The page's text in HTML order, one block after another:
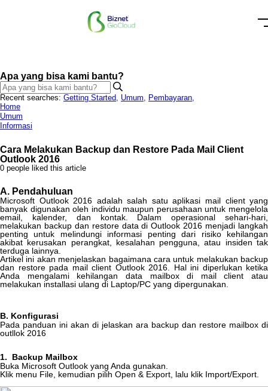
Apa yang bisa kami bantu?
Recent searches: Getting Started, Umum, Pembayaran,
Home
Umum
Informasi
Cara Melakukan Backup dan Restore Pada Mail Client
Outlook 2016
0 people liked this article
A. Pendahuluan
Microsoft Outlook 2016 adalah salah satu aplikasi mail client yang
banyak digunakan oleh individu maupun perusahaan untuk mengelola
email
kalender, dan kontak. Dalam operasional sehari-hari
melakukan backup dan restore data di Outlook 2016 menjadi langkah
penting
untuk melindungi informasi penting dari risiko
kehilangan
akibat kerusakan perangkat, kesalahan pengguna atau insiden tak
terduga lainnya
Artikel ini akan menjelaskan bagaimana cara untuk melakukan backup
dan restore pada mail client Outlook 2016 Hal ini diperlukan ketika
Anda
mengalami kehilangan data mailbox di mail client
atau
melakukan installasi ulang di Laptop/PC yang dipergunakan
B. Konfigurasi
Pada panduan ini akan di jelaskan ara backup dan restore mailbox di
outllok 2016
1. Backup Mailbox
Buka Microsoft Outlook yang Anda gunakan
Klik menu File kemudian pilih Open & Export lalu klik Import/Export